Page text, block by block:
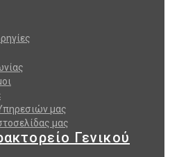
μας
μας
Γενικού